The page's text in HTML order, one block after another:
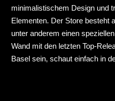
minimalistischem Design und
Elementen. Der Store besteht
unter anderem einen
Wand mit den letzten Top-
Basel sein, schaut einfach in